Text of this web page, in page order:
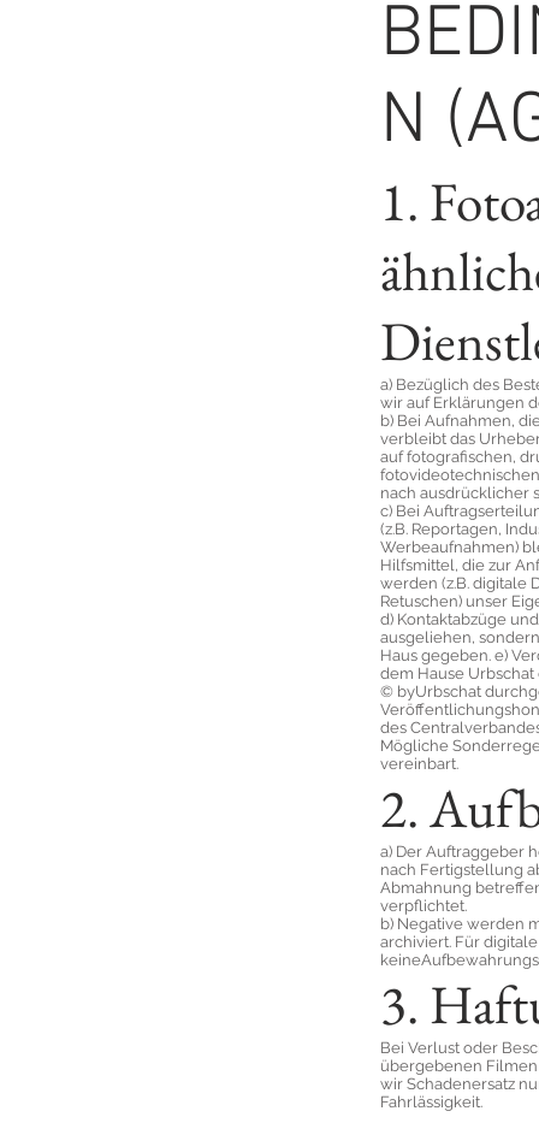
N
1.
a) Bezüglich des
wir auf Erklärungen
b) Bei Aufnahmen,
verbleibt das
auf fotografischen,
nach ausdrücklicher
c) Bei
(z.B. Reportagen,
Werbeaufnahmen)
Hilfsmittel, die zur
werden (z.B. digitale
Retuschen) unser
d) Kontaktabzüge
ausgeliehen,
Haus gegeben. e)
dem Hause
© byUrbschat
des
Mögliche
vereinbart.
2.
a) Der Auftraggeber
nach Fertigstellung
Abmahnung
verpflichtet.
b) Negative werden
archiviert. Für
3.
Bei Verlust oder
übergebenen
wir Schadenersatz
Fahrlässigkeit.